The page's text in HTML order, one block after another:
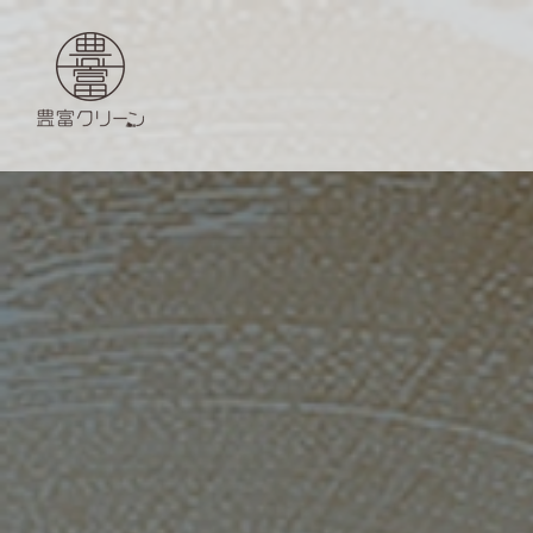
豊富クリーン